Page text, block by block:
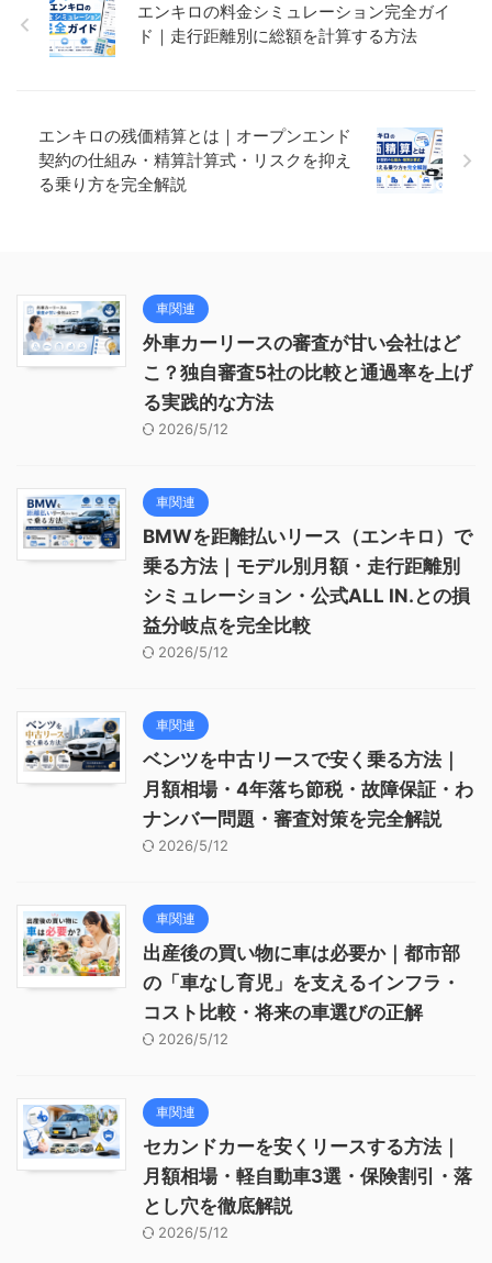
エンキロの料金シミュレーション完全ガイ
ド｜走行距離別に総額を計算する方法
エンキロの残価精算とは｜オープンエンド
契約の仕組み・精算計算式・リスクを抑え
る乗り方を完全解説
車関連
外車カーリースの審査が甘い会社はど
こ？独自審査5社の比較と通過率を上げ
る実践的な方法
2026/5/12
車関連
BMWを距離払いリース（エンキロ）で
乗る方法｜モデル別月額・走行距離別
シミュレーション・公式ALL IN.との損
益分岐点を完全比較
2026/5/12
車関連
ベンツを中古リースで安く乗る方法｜
月額相場・4年落ち節税・故障保証・わ
ナンバー問題・審査対策を完全解説
2026/5/12
車関連
出産後の買い物に車は必要か｜都市部
の「車なし育児」を支えるインフラ・
コスト比較・将来の車選びの正解
2026/5/12
車関連
セカンドカーを安くリースする方法｜
月額相場・軽自動車3選・保険割引・落
とし穴を徹底解説
2026/5/12